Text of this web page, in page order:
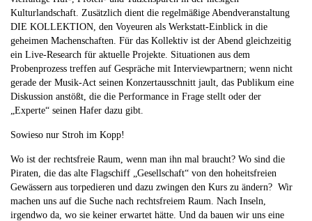
Kulturlandschaft. Zusätzlich dient die regelmäßige Abendveranstaltung
DIE KOLLEKTION, den Voyeuren als Werkstatt-Einblick in die
geheimen Machenschaften. Für das Kollektiv ist der Abend gleichzeitig
ein Live-Research für aktuelle Projekte. Situationen aus dem
Probenprozess treffen auf Gespräche mit Interviewpartnern; wenn nicht
gerade der Musik-Act seinen Konzertausschnitt jault, das Publikum eine
Diskussion anstößt, die die Performance in Frage stellt oder der
„Experte“ seinen Hafer dazu gibt.
Sowieso nur Stroh im Kopp!
Wo ist der rechtsfreie Raum, wenn man ihn mal braucht? Wo sind die
Piraten, die das alte Flagschiff „Gesellschaft“ von den hoheitsfreien
Gewässern aus torpedieren und dazu zwingen den Kurs zu ändern? Wir
machen uns auf die Suche nach rechtsfreiem Raum. Nach Inseln,
irgendwo da, wo sie keiner erwartet hätte. Und da bauen wir uns eine